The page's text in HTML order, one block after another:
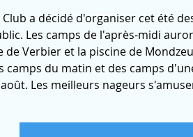
a décidé d'organiser cet été
Les camps de l'après-midi
de Verbier et la piscine de
camps du matin et des camps
août. Les meilleurs nageurs